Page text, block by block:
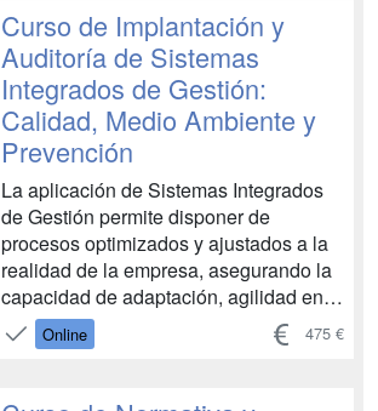
y, gracias a ella, el laboratorio reconoce
su competencia técnic...
Curso de Implantación y
Auditoría de Sistemas
Integrados de Gestión:
Calidad, Medio Ambiente y
Prevención
La aplicación de Sistemas Integrados
de Gestión permite disponer de
procesos optimizados y ajustados a la
realidad de la empresa, asegurando la
capacidad de adaptación, agilidad en la
toma de decisiones y rápida detección
de oportunidades de mejora que
de este curso de Implantación y
Online 475 €